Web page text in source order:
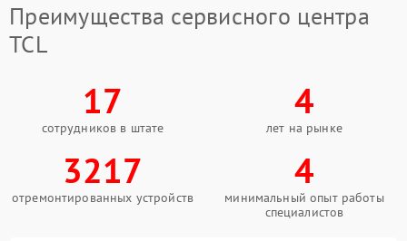
Преимущества сервисного центра
TCL
17
сотрудников в штате
4
лет на рынке
3217
отремонтированных устройств
4
минимальный опыт работы
специалистов